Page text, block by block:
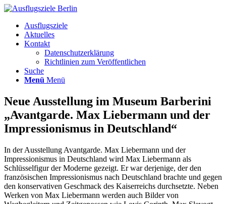
Ausflugsziele
Aktuelles
Kontakt
Datenschutzerklärung
Richtlinien zum Veröffentlichen
Suche
Menü Menü
Neue Ausstellung im Museum Barberini
„Avantgarde. Max Liebermann und der
Impressionismus in Deutschland“
In der Ausstellung Avantgarde. Max Liebermann und der
Impressionismus in Deutschland wird Max Liebermann als
Schlüsselfigur der Moderne gezeigt. Er war derjenige, der den
französischen Impressionismus nach Deutschland brachte und gegen
den konservativen Geschmack des Kaiserreichs durchsetzte. Neben
Werken von Max Liebermann werden auch Bilder von